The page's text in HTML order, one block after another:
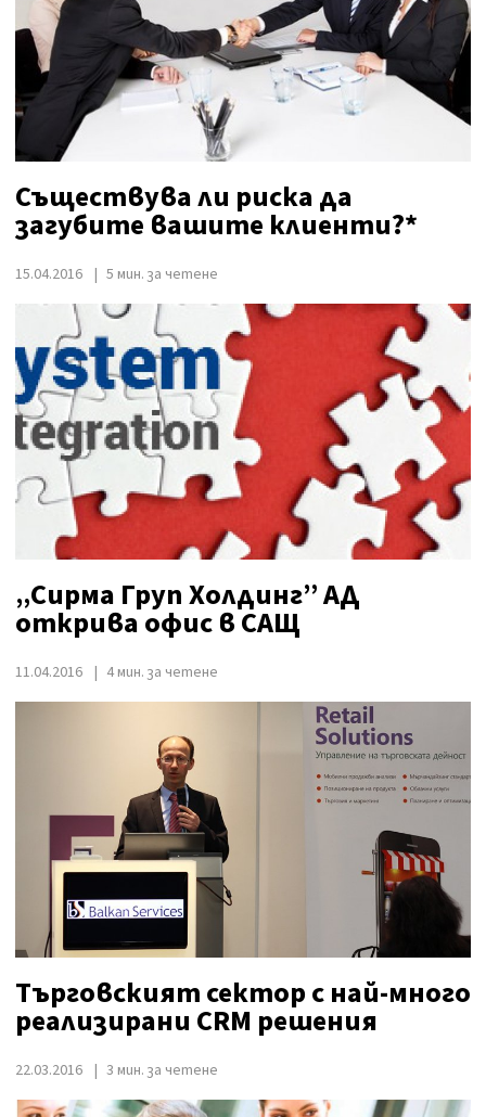
Съществува ли риска да
загубите вашите клиенти?*
15.04.2016 5 мин. за четене
„Сирма Груп Холдинг” АД
открива офис в САЩ
11.04.2016 4 мин. за четене
Търговският сектор с най-много
реализирани CRM решения
22.03.2016 3 мин. за четене